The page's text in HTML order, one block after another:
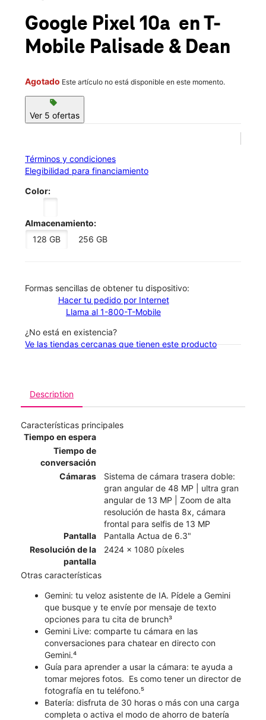
location_on
40 E Palisade Ave Englewood, NJ 07631
Google Pixel 10a en T-
Mobile Palisade & Dean
Agotado Este artículo no está disponible en este momento.
sell
Ver 5 ofertas
Términos y condiciones
Elegibilidad para financiamiento
Color:
Almacenamiento:
128 GB
256 GB
​​​​​​​Formas sencillas de obtener tu dispositivo:
Hacer tu pedido por Internet
Llama al 1-800-T-Mobile
¿No está en existencia?
Ve las tiendas cercanas que tienen este producto
Description
Características principales
Tiempo en espera
Tiempo de
conversación
Cámaras
Sistema de cámara trasera doble:
gran angular de 48 MP | ultra gran
angular de 13 MP | Zoom de alta
resolución de hasta 8x, cámara
frontal para selfis de 13 MP
Pantalla
Pantalla Actua de 6.3"
Resolución de la
pantalla
2424 x 1080 píxeles
Otras características
Gemini: tu veloz asistente de IA. Pídele a Gemini
que busque y te envíe por mensaje de texto
opciones para tu cita de brunch³
Gemini Live: comparte tu cámara en las
conversaciones para chatear en directo con
Gemini.⁴
Guía para aprender a usar la cámara: te ayuda a
tomar mejores fotos. Es como tener un director de
fotografía en tu teléfono.⁵
Batería: disfruta de 30 horas o más con una carga
completa o activa el modo de ahorro de batería